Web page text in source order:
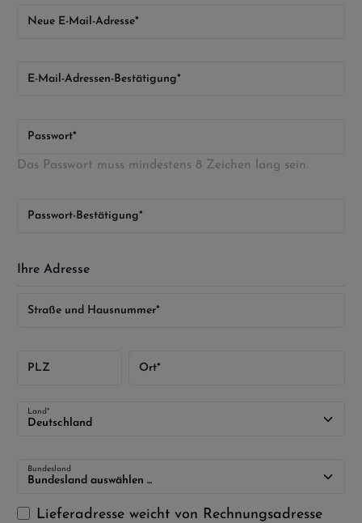
Neue E-Mail-Adresse*
E-Mail-Adressen-Bestätigung*
Passwort*
Das Passwort muss mindestens 8 Zeichen lang sein.
Passwort-Bestätigung*
Ihre Adresse
Straße und Hausnummer*
PLZ Ort*
Land*
Bundesland
Lieferadresse weicht von Rechnungsadresse